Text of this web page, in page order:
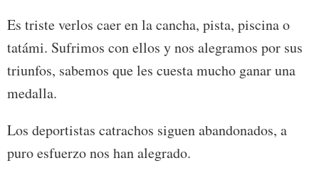
Es triste verlos caer en la cancha, pista, piscina o
tatámi. Sufrimos con ellos y nos alegramos por sus
triunfos, sabemos que les cuesta mucho ganar una
medalla.
Los deportistas catrachos siguen abandonados, a
puro esfuerzo nos han alegrado.